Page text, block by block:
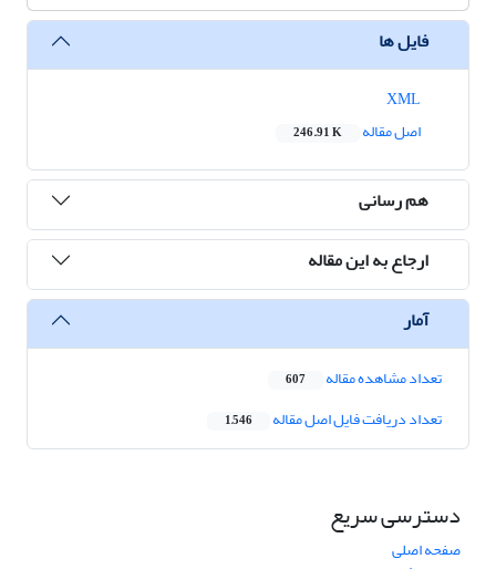
فایل ها
اصل مقاله
246.91 K
هم رسانی
ارجاع به این مقاله
آمار
تعداد مشاهده مقاله 607
تعداد دریافت فایل اصل مقاله 1,546
دسترسی سریع
صفحه اصلی